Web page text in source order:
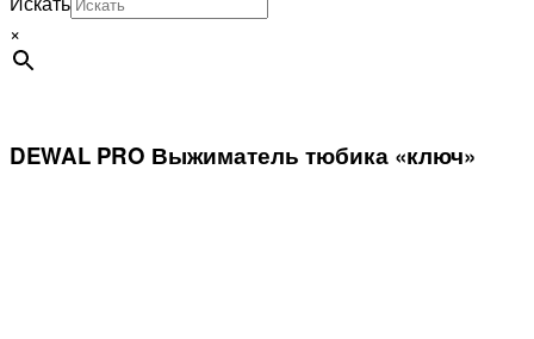
×
DEWAL PRO Выжиматель тюбика «ключ»